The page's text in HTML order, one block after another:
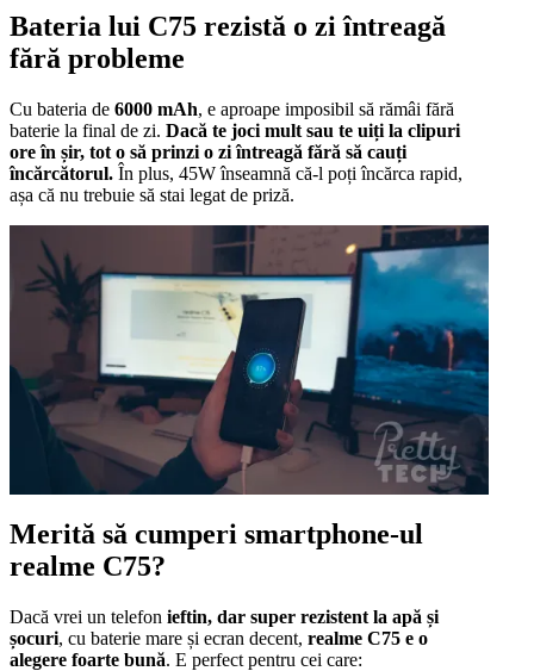
Bateria lui C75 rezistă o zi întreagă
fără probleme
Cu bateria de 6000 mAh, e aproape imposibil să rămâi fără
baterie la final de zi. Dacă te joci mult sau te uiți la clipuri
ore în șir, tot o să prinzi o zi întreagă fără să cauți
încărcătorul. În plus, 45W înseamnă că-l poți încărca rapid,
așa că nu trebuie să stai legat de priză.
Merită să cumperi smartphone-ul
realme C75?
Dacă vrei un telefon ieftin, dar super rezistent la apă și
șocuri, cu baterie mare și ecran decent, realme C75 e o
alegere foarte bună. E perfect pentru cei care: